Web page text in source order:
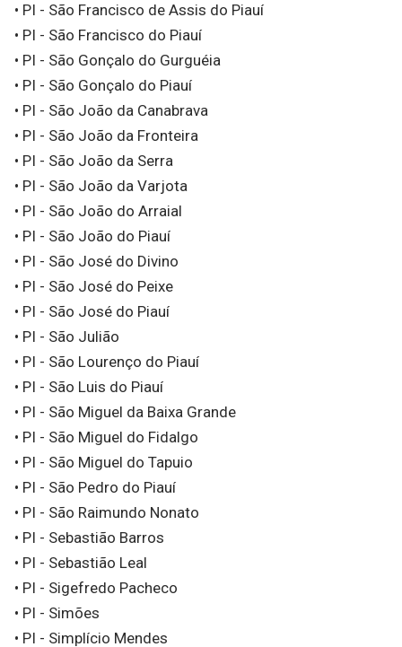
• PI - São Francisco de Assis do Piauí
• PI - São Francisco do Piauí
• PI - São Gonçalo do Gurguéia
• PI - São Gonçalo do Piauí
• PI - São João da Canabrava
• PI - São João da Fronteira
• PI - São João da Serra
• PI - São João da Varjota
• PI - São João do Arraial
• PI - São João do Piauí
• PI - São José do Divino
• PI - São José do Peixe
• PI - São José do Piauí
• PI - São Julião
• PI - São Lourenço do Piauí
• PI - São Luis do Piauí
• PI - São Miguel da Baixa Grande
• PI - São Miguel do Fidalgo
• PI - São Miguel do Tapuio
• PI - São Pedro do Piauí
• PI - São Raimundo Nonato
• PI - Sebastião Barros
• PI - Sebastião Leal
• PI - Sigefredo Pacheco
• PI - Simões
• PI - Simplício Mendes